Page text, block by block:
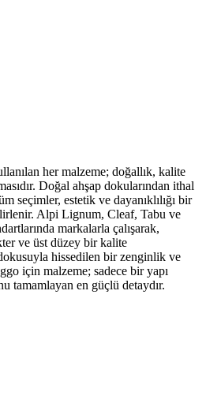
her malzeme; doğallık, kalite
Doğal ahşap dokularından ithal
seçimler, estetik ve dayanıklılığı bir
Alpi Lignum, Cleaf, Tabu ve
markalarla çalışarak,
ve üst düzey bir kalite
hissedilen bir zenginlik ve
için malzeme; sadece bir yapı
tamamlayan en güçlü detaydır.